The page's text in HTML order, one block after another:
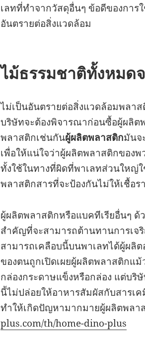
เลทที่ทำจากวัสดุอื่นๆ ข้อดีของการ
อันตรายต่อสิ่งแวดล้อม
ไม้ธรรมชาติทั้งหมด
ไม่เป็นอันตรายต่อสิ่งแวดล้อมพลา
บริษัทจะต้องพิจารณาก่อนซื้อผู้ผลิต
พลาสติกเช่นกันผู้ผลิตพลาสติกมันจ
เพื่อให้แน่ใจว่าผู้ผลิตพลาสติกของ
ทั้งใช้ในทางที่ผิดที่พาเลทส่วนใหญ่
พลาสติกสารที่จะป้องกันไม่ให้เชื้อร
ผู้ผลิตพลาสติกหรือแบคทีเรียอื่นๆ ด้
สำคัญที่จะสามารถต้านทานการเจ
สามารถเคลือบนี้บนพาเลทได้ผู้ผลิ
ของตนถูกเปิดเผยผู้ผลิตพลาสติกแ
กล่องกระดาษแข็งหรือกล่อง แต่บ
นี้ไม่ปล่อยให้อาหารสัมผัสกับสารเ
ทำให้เกิดปัญหามากมายผู้ผลิตพล
plus.com/th/home-dino-plus